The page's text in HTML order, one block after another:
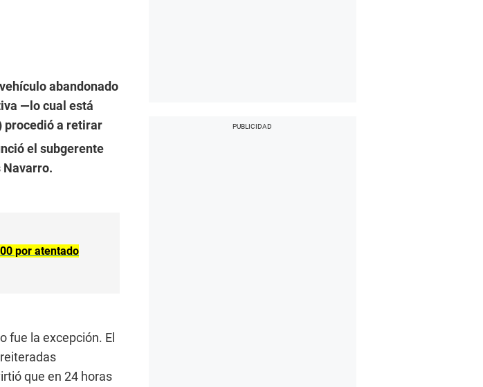
abandonado
—lo cual está
procedió a retirar
el subgerente
Navarro.
por atentado
fue la excepción. El
que en 24 horas